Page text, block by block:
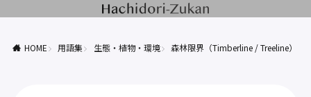
HOME 用語集 生態・植物・環境 森林限界（Timberline / Treeline）と